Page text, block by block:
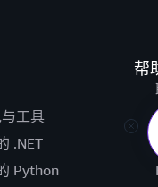
工具
.NET
Python
帮